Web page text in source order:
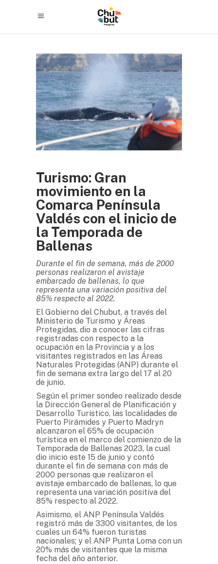
Turismo: Gran
movimiento en la
Comarca Península
Valdés con el inicio de
la Temporada de
Ballenas
Durante el fin de semana, más de 2000
personas realizaron el avistaje
embarcado de ballenas, lo que
representa una variación positiva del
85% respecto al 2022.
El Gobierno del Chubut, a través del
Ministerio de Turismo y Áreas
Protegidas, dio a conocer las cifras
registradas con respecto a la
ocupación en la Provincia y a los
visitantes registrados en las Áreas
Naturales Protegidas (ANP) durante el
fin de semana extra largo del 17 al 20
de junio.
Según el primer sondeo realizado desde
la Dirección General de Planificación y
Desarrollo Turístico, las localidades de
Puerto Pirámides y Puerto Madryn
alcanzaron el 65% de ocupación
turística en el marco del comienzo de la
Temporada de Ballenas 2023, la cual
dio inicio este 15 de junio y contó
durante el fin de semana con más de
2000 personas que realizaron el
avistaje embarcado de ballenas, lo que
representa una variación positiva del
85% respecto al 2022.
Asimismo, el ANP Península Valdés
registró más de 3300 visitantes, de los
cuales un 64% fueron turistas
nacionales; y el ANP Punta Loma con un
20% más de visitantes que la misma
fecha del año anterior.